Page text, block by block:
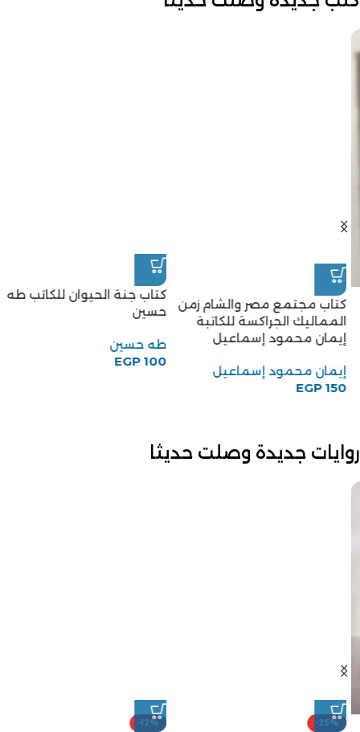
كتاب مجتمع مصر والشام زمن
المماليك الجراكسة للكاتبة
إيمان محمود إسماعيل
إيمان محمود إسماعيل
EGP150
كتاب جنة الحيوان للكاتب طه
حسين
طه حسين
EGP100
روايات جديدة وصلت حديثا
-25%
-12%